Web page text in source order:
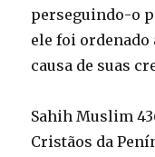
perseguindo-o
ele foi
causa de suas
Sahih Muslim
Cristãos da